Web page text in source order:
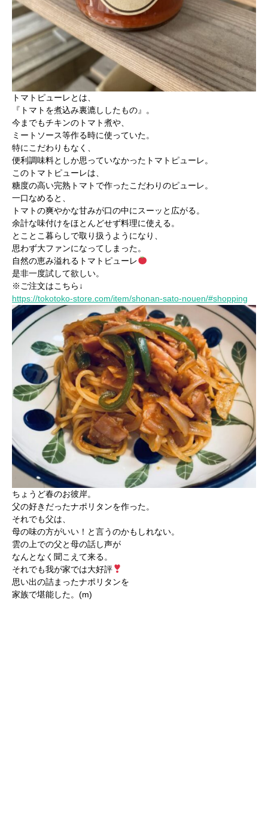
トマトピューレとは、
『トマトを煮込み裏漉ししたもの』。
今までもチキンのトマト煮や、
ミートソース等作る時に使っていた。
特にこだわりもなく、
便利調味料としか思っていなかったトマトピューレ。
このトマトピューレは、
糖度の高い完熟トマトで作ったこだわりのピューレ。
一口なめると、
トマトの爽やかな甘みが口の中にスーッと広がる。
余計な味付けをほとんどせず料理に使える。
とことこ暮らしで取り扱うようになり、
思わず大ファンになってしまった。
自然の恵み溢れるトマトピューレ
是非一度試して欲しい。
※ご注文はこちら↓
https://tokotoko-store.com/item/shonan-sato-nouen/#shopping
ちょうど春のお彼岸。
父の好きだったナポリタンを作った。
それでも父は、
母の味の方がいい！と言うのかもしれない。
雲の上での父と母の話し声が
なんとなく聞こえて来る。
それでも我が家では大好評
思い出の詰まったナポリタンを
家族で堪能した。(m)